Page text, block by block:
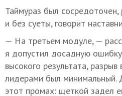
Таймураз был сосредоточен,
и без суеты, говорит
— На третьем модуле, —
я допустил досадную
высокого результата,
лидерами был минимальный.
этот промах: щеткой задел